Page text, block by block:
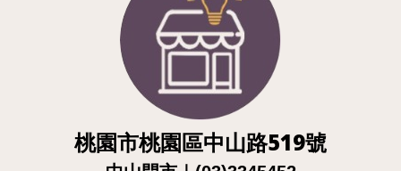
桃園市桃園區中山路519號